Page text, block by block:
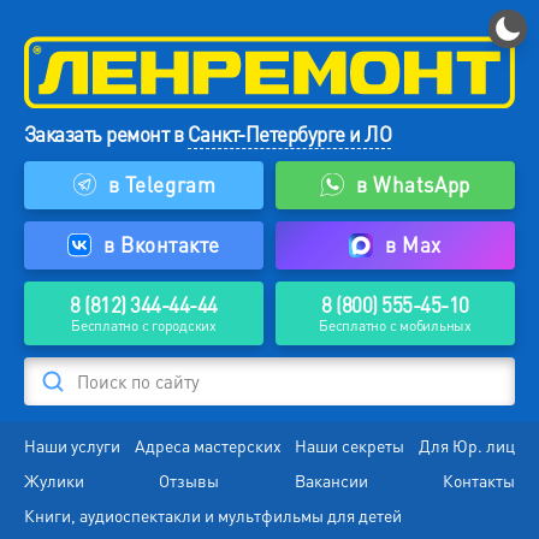
Заказать ремонт вСанкт-Петербурге и ЛО
в Telegram
в WhatsApp
в Вконтакте в Max
8 (812) 344-44-44
Бесплатно с городских
8 (800) 555-45-10
Бесплатно с мобильных
Поиск по сайту
Наши услуги Адреса мастерских Наши секреты
Для Юр. лиц
Жулики
Отзывы Вакансии
Контакты
Книги, аудиоспектакли и мультфильмы для детей